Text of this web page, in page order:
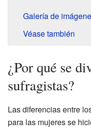
Galería de
Véase también
¿Por qué se
sufragistas?
Las diferencias entre
para las mujeres se